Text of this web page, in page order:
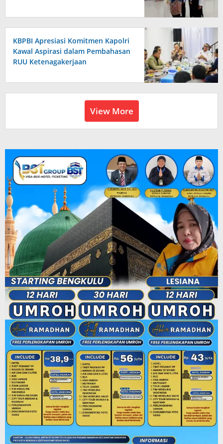
KBPBI Apresiasi Komitmen Kapolri
Kawal Aspirasi dalam Pembahasan
RUU Ketenagakerjaan
View More